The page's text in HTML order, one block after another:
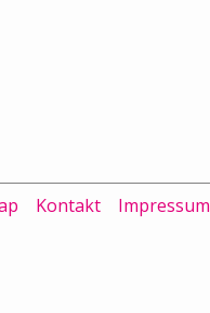
Kontakt Impressum